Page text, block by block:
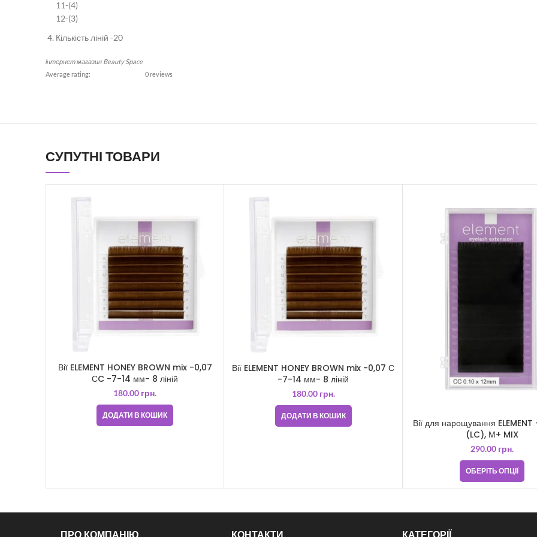
11-(4)
12-(3)
Кількість ліній -20
інтернет магазин Beauty Space
Average rating:
0 reviews
СУПУТНІ ТОВАРИ
Вії ELEMENT HONEY BROWN mix -0,07
СC -7-14 мм- 8 ліній
180.00 грн.
ДОДАТИ В КОШИК
Вії ELEMENT HONEY BROWN mix -0,07 С
-7-14 мм- 8 ліній
180.00 грн.
ДОДАТИ В КОШИК
Вії для нарощування ELEMENT
(LC), М+ MIX
290.00 грн.
ОБЕРІТЬ ОПЦІЇ